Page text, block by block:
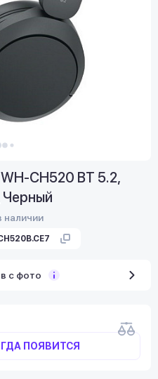
CH520 BT 5.2,
Черный
наличии
с фото
ПОЯВИТСЯ